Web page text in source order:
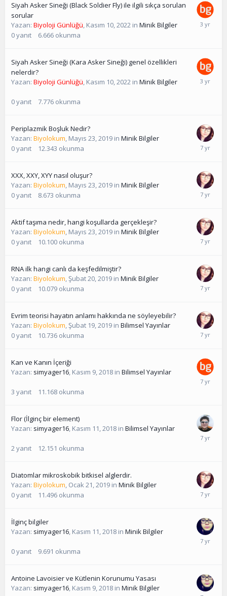
Siyah Asker Sineği (Black Soldier Fly) ile ilgili sıkça sorulan
sorular
Yazan: Biyoloji Günlüğü, Kasım 10, 2022 in Minik Bilgiler
0yanıt 6.666 okunma
Siyah Asker Sineği (Kara Asker Sineği) genel özellikleri
nelerdir?
Yazan: Biyoloji Günlüğü, Kasım 10, 2022 in Minik Bilgiler
0yanıt 7.776 okunma
Periplazmik Boşluk Nedir?
Yazan: Biyolokum, Mayıs 23, 2019 in Minik Bilgiler
0yanıt 12.343 okunma
XXX, XXY, XYY nasıl oluşur?
Yazan: Biyolokum, Mayıs 23, 2019 in Minik Bilgiler
0yanıt 8.673 okunma
Aktif taşıma nedir, hangi koşullarda gerçekleşir?
Yazan: Biyolokum, Mayıs 23, 2019 in Minik Bilgiler
0yanıt 10.100 okunma
RNA ilk hangi canlı da keşfedilmiştir?
Yazan: Biyolokum,Şubat 20, 2019 in Minik Bilgiler
0yanıt 10.079 okunma
Evrim teorisi hayatın anlamı hakkında ne söyleyebilir?
Yazan: Biyolokum,Şubat 19, 2019 in Bilimsel Yayınlar
0yanıt 10.736 okunma
Kan ve Kanın İçeriği
Yazan: simyager16, Kasım 9, 2018 in Bilimsel Yayınlar
3 yanıt 11.168 okunma
Flor (İlginç bir element)
Yazan: simyager16, Kasım 11, 2018 in Bilimsel Yayınlar
2yanıt 12.151 okunma
Diatomlar mikroskobik bitkisel alglerdir.
Yazan: Biyolokum, Ocak 21, 2019 in Minik Bilgiler
0yanıt 11.496 okunma
İlginç bilgiler
Yazan: simyager16, Kasım 11, 2018 in Minik Bilgiler
0yanıt 9.691 okunma
Antoine Lavoisier ve Kütlenin Korunumu Yasası
Yazan: simyager16, Kasım 9, 2018 in Minik Bilgiler